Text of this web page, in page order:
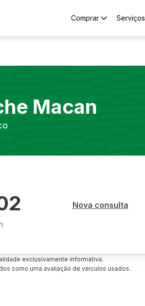
Comprar Serviços
Macan
Nova consulta
exclusivamente informativa.
como uma avaliação de veículos usados.